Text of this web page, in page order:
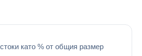
като % от общия размер